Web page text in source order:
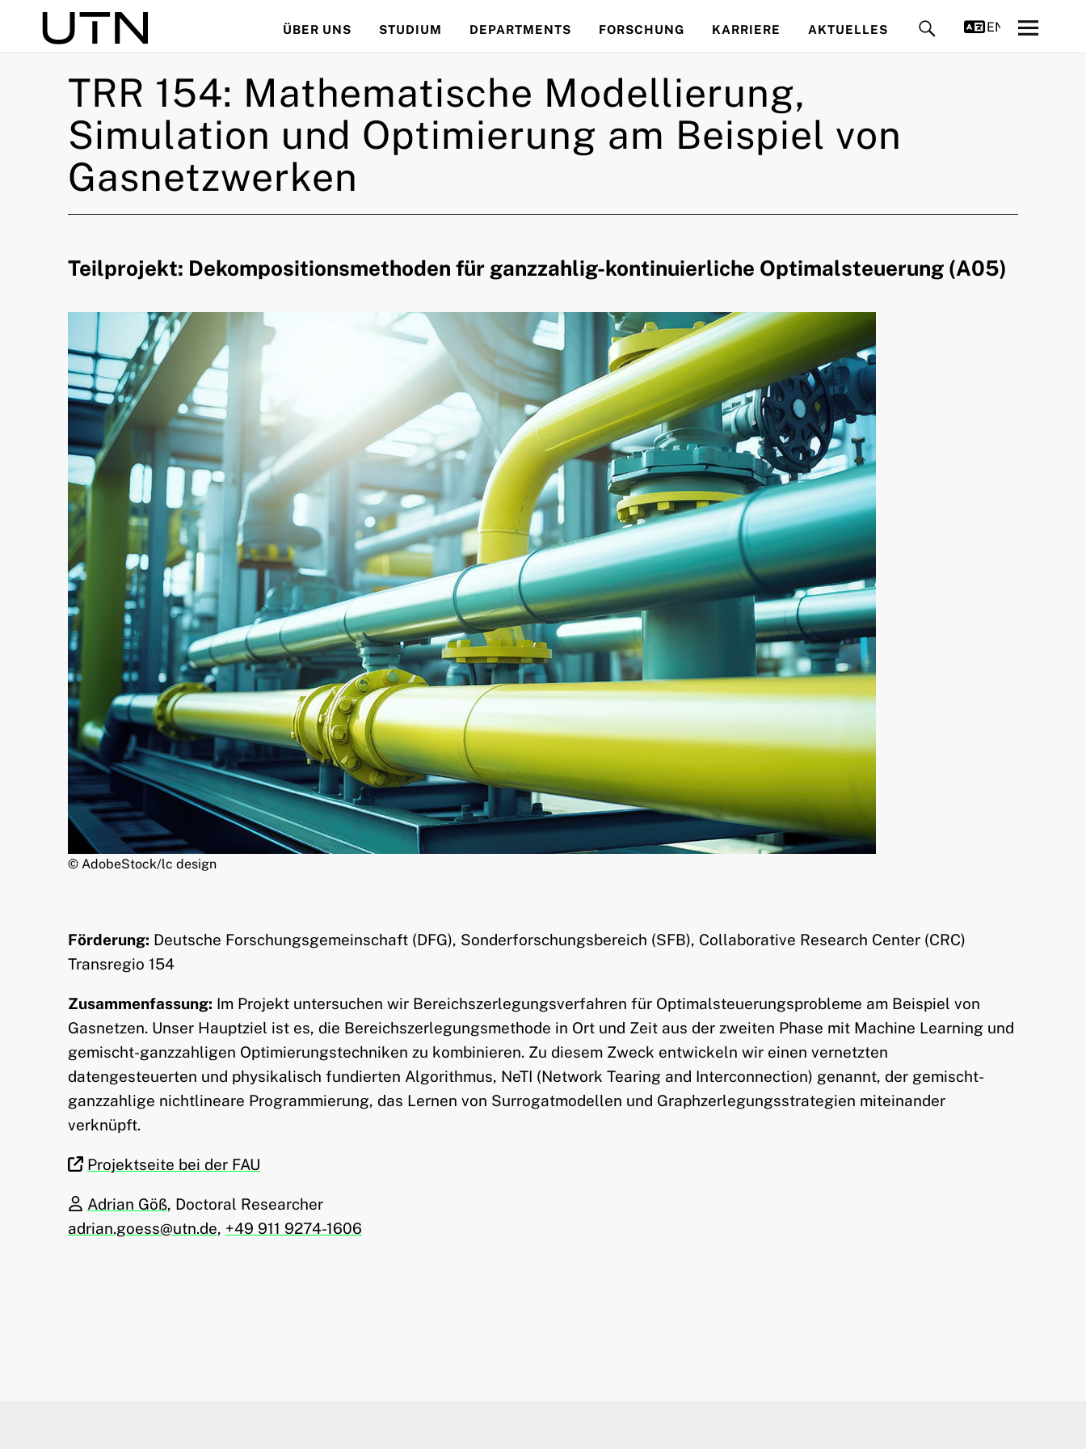
ÜBER UNS STUDIUM DEPARTMENTS FORSCHUNG KARRIERE AKTUELLES ENGLISH
TRR 154: Mathematische Modellierung,
Simulation und Optimierung am Beispiel von
Gasnetzwerken
Teilprojekt: Dekompositionsmethoden für ganzzahlig-kontinuierliche Optimalsteuerung (A05)
© AdobeStock/lc design
Förderung: Deutsche Forschungsgemeinschaft (DFG), Sonderforschungsbereich (SFB), Collaborative Research Center (CRC)
Transregio 154
Zusammenfassung: Im Projekt untersuchen wir Bereichszerlegungsverfahren für Optimalsteuerungsprobleme am Beispiel von
Gasnetzen. Unser Hauptziel ist es, die Bereichszerlegungsmethode in Ort und Zeit aus der zweiten Phase mit Machine Learning und
gemischt-ganzzahligen Optimierungstechniken zu kombinieren. Zu diesem Zweck entwickeln wir einen vernetzten
datengesteuerten und physikalisch fundierten Algorithmus, NeTI (Network Tearing and Interconnection) genannt, der gemischt-
ganzzahlige nichtlineare Programmierung, das Lernen von Surrogatmodellen und Graphzerlegungsstrategien miteinander
verknüpft.
Projektseite bei der FAU
Adrian Göß, Doctoral Researcher
adrian.goess@utn.de, +49 911 9274-1606